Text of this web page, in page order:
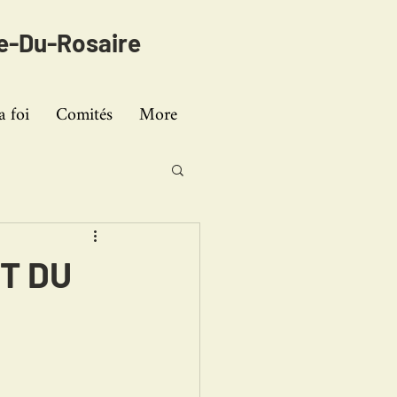
Du-Rosaire
foi Comités More
DU